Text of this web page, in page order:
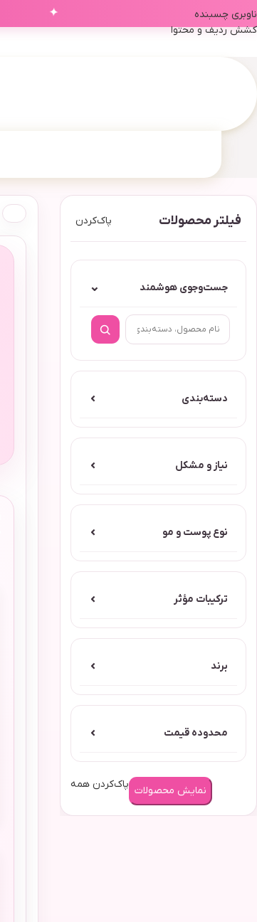
✦
ناوبری چسبنده
کشش ردیف و محتوا
فیلتر محصولات پاک‌کردن
جست‌وجوی هوشمند ⌄
دسته‌بندی ⌄
نیاز و مشکل ⌄
نوع پوست و مو ⌄
ترکیبات مؤثر ⌄
برند ⌄
محدوده قیمت ⌄
نمایش محصولات پاک‌کردن همه